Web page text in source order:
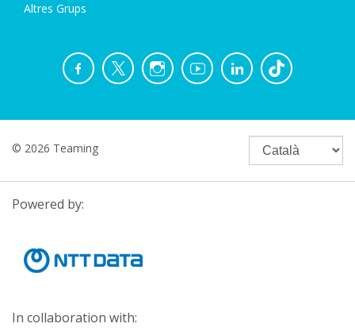
Altres Grups
© 2026 Teaming
Powered by:
In collaboration with: